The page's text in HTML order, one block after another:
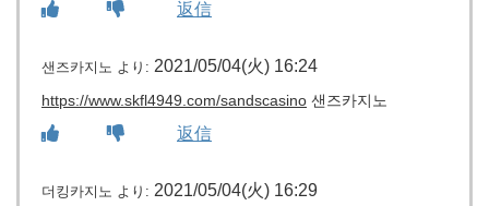
返信
샌즈카지노 より: 2021/05/04(火) 16:24
https://www.skfl4949.com/sandscasino 샌즈카지노
返信
더킹카지노 より: 2021/05/04(火) 16:29